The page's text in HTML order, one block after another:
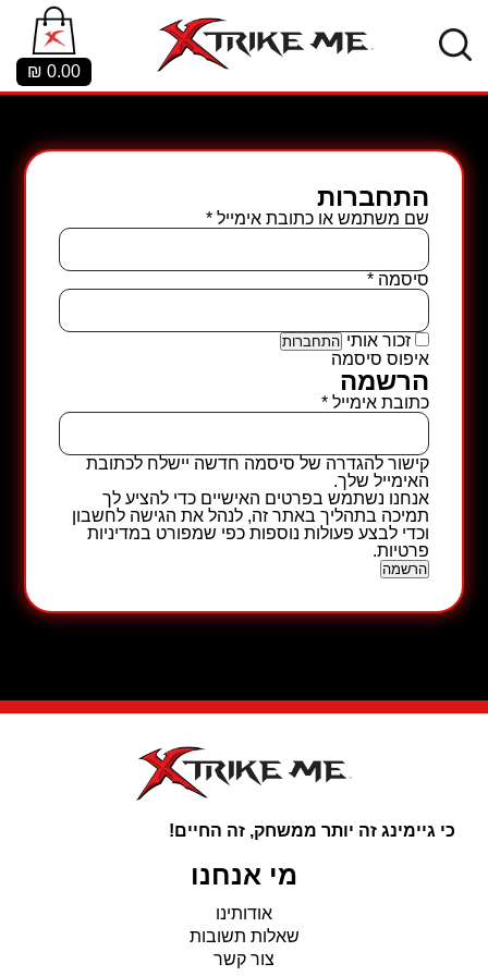
0.00
₪
התחברות
שם משתמש או כתובת אימייל*חובה
סיסמה*חובה
זכור אותי התחברות
איפוס סיסמה
הרשמה
כתובת אימייל*חובה
קישור להגדרה של סיסמה חדשה יישלח לכתובת
האימייל שלך.
אנחנו נשתמש בפרטים האישיים כדי להציע לך
תמיכה בתהליך באתר זה, לנהל את הגישה לחשבון
וכדי לבצע פעולות נוספות כפי שמפורט במדיניות
פרטיות.
הרשמה
כי גיימינג זה יותר ממשחק, זה החיים!
מי אנחנו
אודותינו
שאלות תשובות
צור קשר